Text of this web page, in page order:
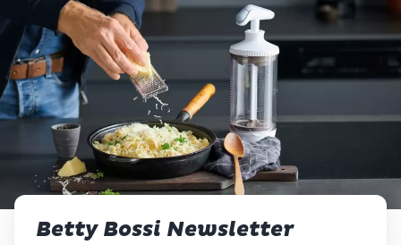
Betty Bossi Newsletter